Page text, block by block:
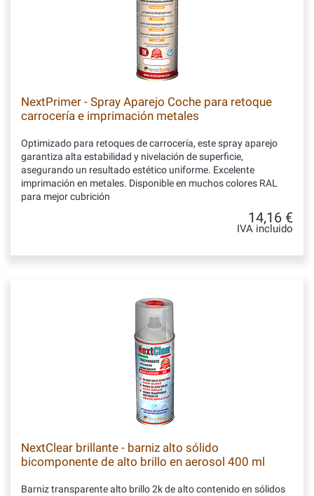
NextPrimer - Spray Aparejo Coche para retoque
carrocería e imprimación metales
Optimizado para retoques de carrocería, este spray aparejo
garantiza alta estabilidad y nivelación de superficie,
asegurando un resultado estético uniforme. Excelente
imprimación en metales. Disponible en muchos colores RAL
para mejor cubrición
14,16 €
IVA incluido
NextClear brillante - barniz alto sólido
bicomponente de alto brillo en aerosol 400 ml
Barniz transparente alto brillo 2k de alto contenido en sólidos